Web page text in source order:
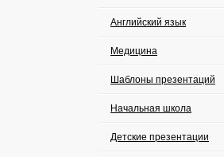
Английский язык
Медицина
Шаблоны презентаций
Начальная школа
Детские презентации